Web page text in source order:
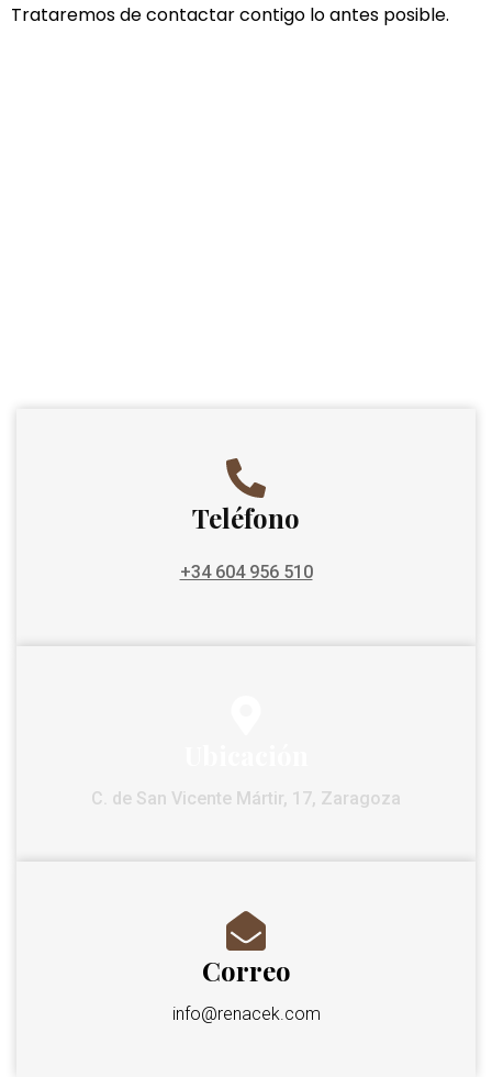
Trataremos de contactar contigo lo antes posible.
Teléfono
+34 604 956 510
C. de San Vicente Mártir, 17, Zaragoza
Correo
info@renacek.com